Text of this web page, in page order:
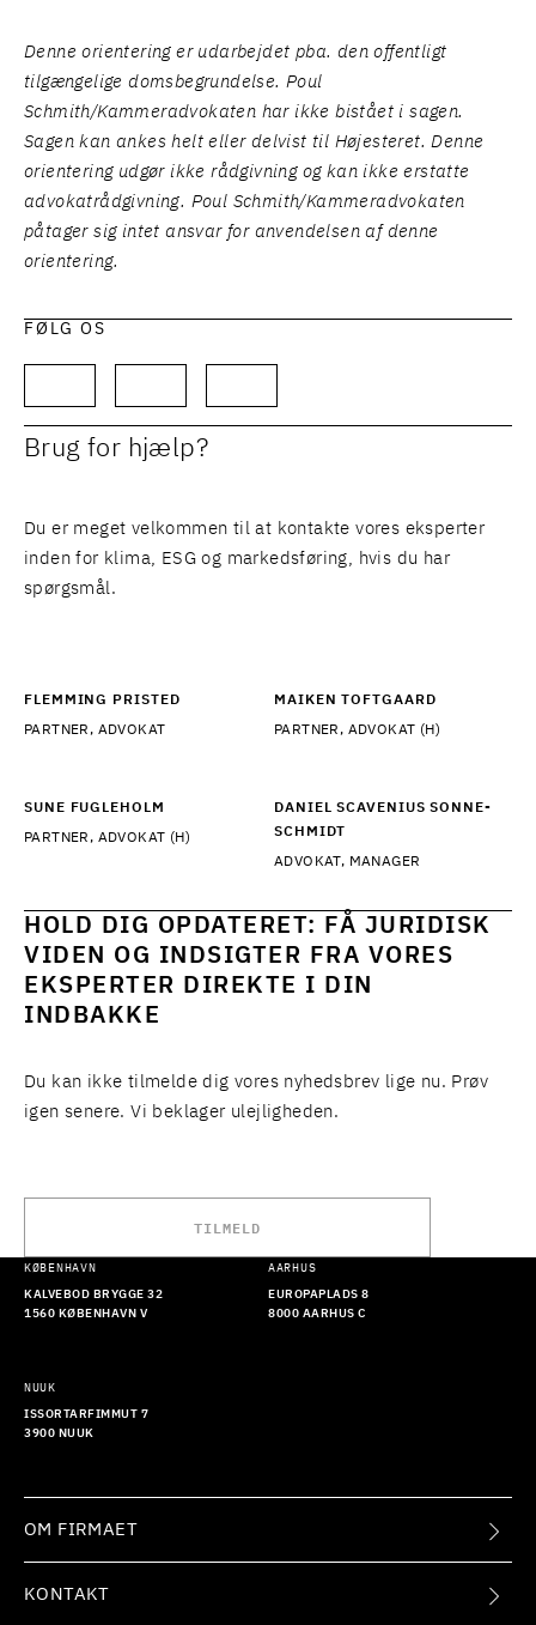
Denne orientering er udarbejdet pba. den offentligt
tilgængelige domsbegrundelse. Poul
Schmith/Kammeradvokaten har ikke bistået i sagen.
Sagen kan ankes helt eller delvist til Højesteret. Denne
orientering udgør ikke rådgivning og kan ikke erstatte
advokatrådgivning. Poul Schmith/Kammeradvokaten
påtager sig intet ansvar for anvendelsen af denne
orientering.
FØLG OS
Brug for hjælp?
Du er meget velkommen til at kontakte vores eksperter
inden for klima, ESGog markedsføring, hvis du har
spørgsmål.
FLEMMING PRISTED
PARTNER, ADVOKAT
MAIKEN TOFTGAARD
PARTNER, ADVOKAT (H)
SUNE FUGLEHOLM
PARTNER, ADVOKAT (H)
DANIEL SCAVENIUS SONNE-
SCHMIDT
ADVOKAT, MANAGER
HOLD DIG OPDATERET: FÅ JURIDISK
VIDEN OG INDSIGTER FRA VORES
EKSPERTER DIREKTE I DIN
INDBAKKE
Du kan ikke tilmelde dig vores nyhedsbrev lige nu. Prøv
igen senere. Vi beklager ulejligheden.
TILMELD
KØBENHAVN
KALVEBOD BRYGGE 32
1560 KØBENHAVN V
AARHUS
EUROPAPLADS 8
8000 AARHUS C
NUUK
ISSORTARFIMMUT 7
3900 NUUK
OM FIRMAET
KONTAKT